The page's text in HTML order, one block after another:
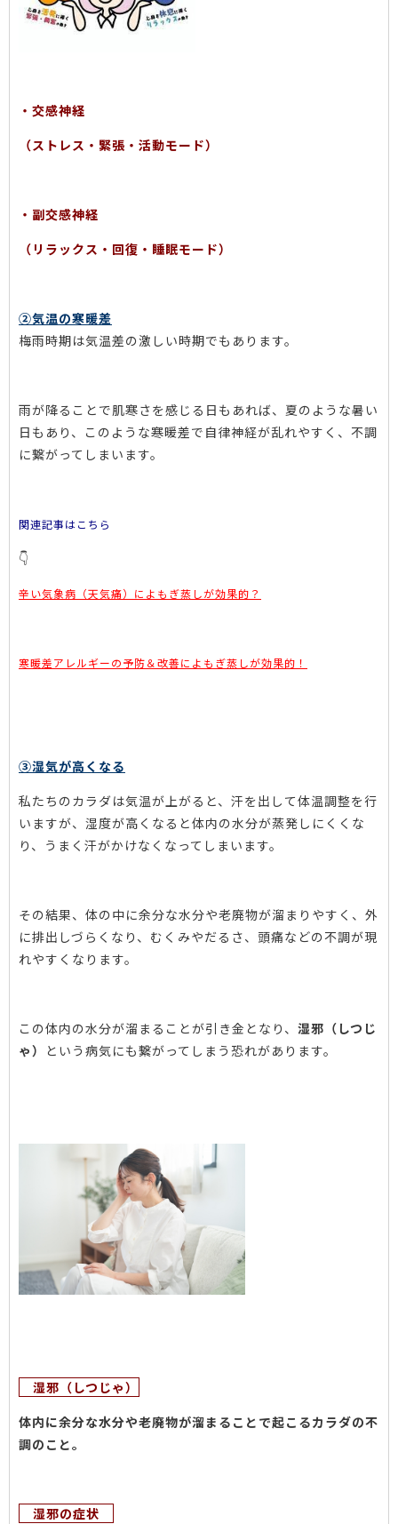
・交感神経
（ストレス・緊張・活動モード）
・副交感神経
（リラックス・回復・睡眠モード）
②気温の寒暖差
梅雨時期は気温差の激しい時期でもあります。
雨が降ることで肌寒さを感じる日もあれば、夏のような暑い
日もあり、このような寒暖差で自律神経が乱れやすく、不調
に繋がってしまいます。
関連記事はこちら
👇
辛い気象病（天気痛）によもぎ蒸しが効果的？
寒暖差アレルギーの予防＆改善によもぎ蒸しが効果的！
③湿気が高くなる
私たちのカラダは気温が上がると、汗を出して体温調整を行
いますが、湿度が高くなると体内の水分が蒸発しにくくな
り、うまく汗がかけなくなってしまいます。
その結果、体の中に余分な水分や老廃物が溜まりやすく、外
に排出しづらくなり、むくみやだるさ、頭痛などの不調が現
れやすくなります。
この体内の水分が溜まることが引き金となり、 湿邪（しつじ
ゃ） という病気にも繋がってしまう恐れがあります。
湿邪（しつじゃ）
体内に余分な水分や老廃物が溜まることで起こるカラダの不
調のこと。
湿邪の症状